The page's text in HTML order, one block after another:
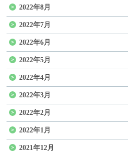
2022年8月
2022年7月
2022年6月
2022年5月
2022年4月
2022年3月
2022年2月
2022年1月
2021年12月